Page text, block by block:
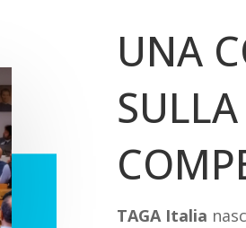
UNA
TAGA Italia